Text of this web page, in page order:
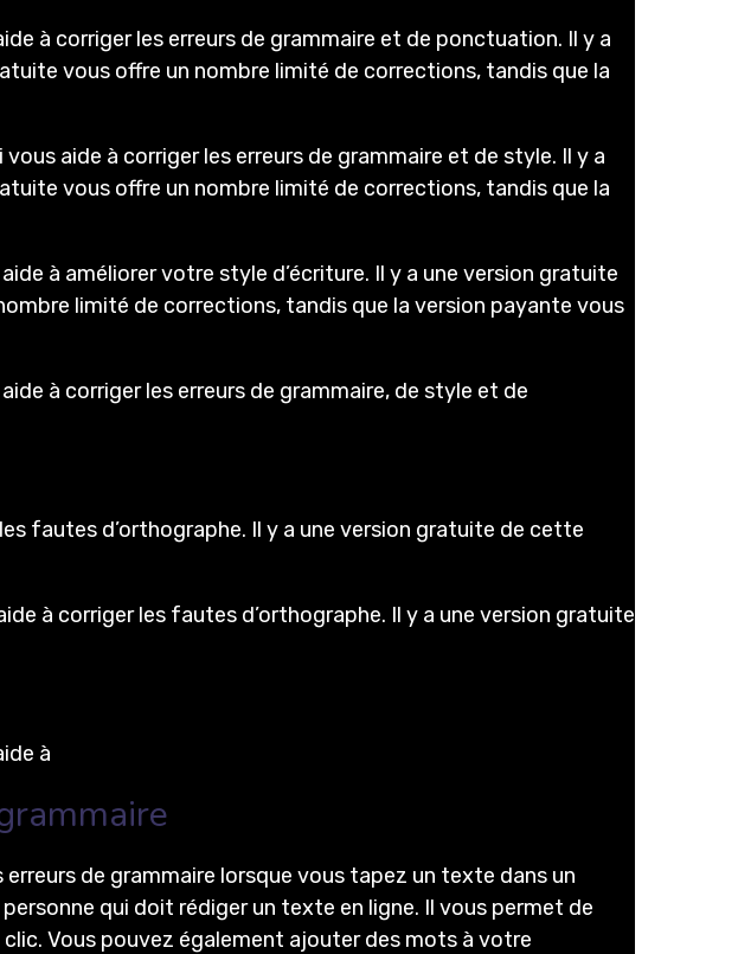
à corriger les erreurs de grammaire et de ponctuation. Il y a
vous offre un nombre limité de corrections, tandis que la
aide à corriger les erreurs de grammaire et de style. Il y a
vous offre un nombre limité de corrections, tandis que la
à améliorer votre style d’écriture. Il y a une version gratuite
limité de corrections, tandis que la version payante vous
à corriger les erreurs de grammaire, de style et de
fautes d’orthographe. Il y a une version gratuite de cette
à corriger les fautes d’orthographe. Il y a une version gratuite
à
de grammaire lorsque vous tapez un texte dans un
qui doit rédiger un texte en ligne. Il vous permet de
Vous pouvez également ajouter des mots à votre